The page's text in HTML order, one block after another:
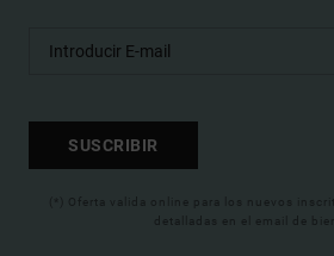
SUSCRIBIR
(*) Oferta valida online para los nuevos
detalladas en el email de